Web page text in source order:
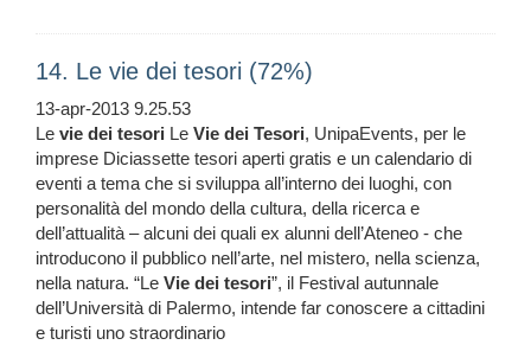
14. Le vie dei tesori (72%)
13-apr-2013 9.25.53
Le vie dei tesori Le Vie dei Tesori, UnipaEvents, per le
imprese Diciassette tesori aperti gratis e un calendario di
eventi a tema che si sviluppa all’interno dei luoghi, con
personalità del mondo della cultura, della ricerca e
dell’attualità – alcuni dei quali ex alunni dell’Ateneo - che
introducono il pubblico nell’arte, nel mistero, nella scienza,
nella natura. “Le Vie dei tesori”, il Festival autunnale
dell’Università di Palermo, intende far conoscere a cittadini
e turisti uno straordinario